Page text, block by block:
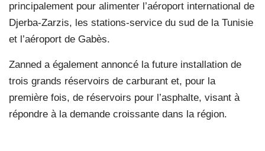
principalement pour alimenter l’aéroport international de
Djerba-Zarzis, les stations-service du sud de la Tunisie
et l’aéroport de Gabès.
Zanned a également annoncé la future installation de
trois grands réservoirs de carburant et, pour la
première fois, de réservoirs pour l’asphalte, visant à
répondre à la demande croissante dans la région.